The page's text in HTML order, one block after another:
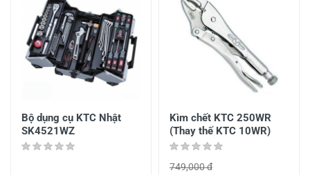
Bộ dụng cụ KTC Nhật
SK4521WZ
Kìm chết KTC 250WR
(Thay thế KTC 10WR)
749,000 đ